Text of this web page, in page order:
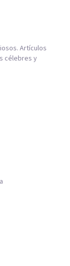
Artículos
célebres y